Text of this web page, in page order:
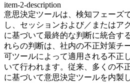
item-2-description
意思決定ツールは、検知フェーズ
し、セッションおよび／またはア
に基づいて最終的な判断に統合す
れらの判断は、社内の不正対策チ
可ツールによって適用される不正
いて行われます。従来、多くの不
に基づいて意思決定ツールを内製